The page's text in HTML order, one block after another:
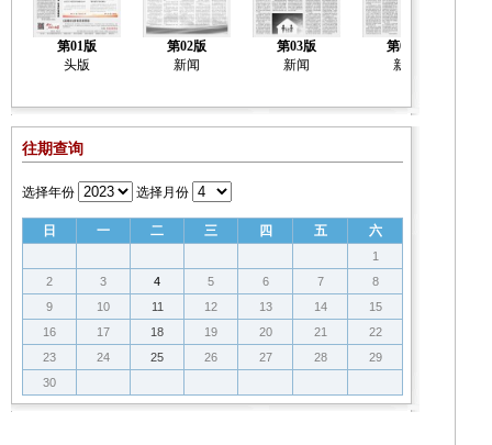
第01版
头版
第02版
新闻
第03版
新闻
第04版
新闻
往期查询
选择年份 选择月份
日 一 二 三 四 五 六
1
2
3 4 5 6 7
8
9
10 11 12 13 14
15
16
17 18 19 20 21
22
23
24 25 26 27 28
29
30